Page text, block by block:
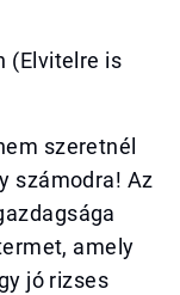
(Elvitelre is
szeretnél
számodra! Az
amely
jó rizses